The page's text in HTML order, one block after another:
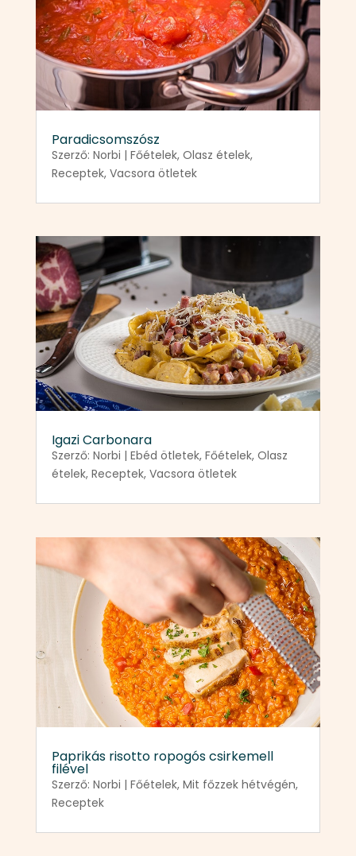
Paradicsomszósz
Szerző: Norbi | Főételek, Olasz ételek,
Receptek, Vacsora ötletek
Igazi Carbonara
Szerző: Norbi | Ebéd ötletek, Főételek, Olasz
ételek, Receptek, Vacsora ötletek
Paprikás risotto ropogós csirkemell
filével
Szerző: Norbi | Főételek, Mit főzzek hétvégén,
Receptek